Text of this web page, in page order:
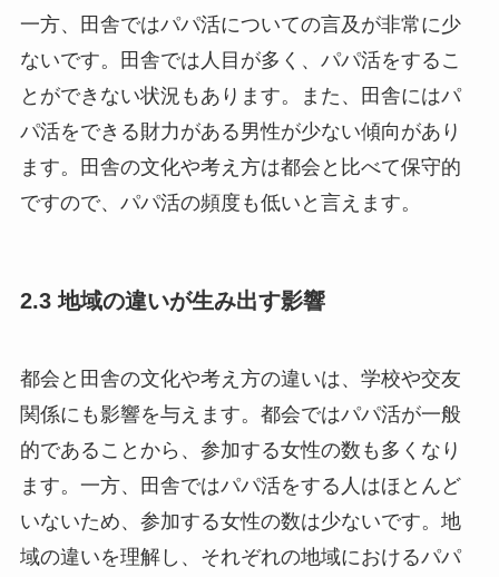
一方、田舎ではパパ活についての言及が非常に少
ないです。田舎では人目が多く、パパ活をするこ
とができない状況もあります。また、田舎にはパ
パ活をできる財力がある男性が少ない傾向があり
ます。田舎の文化や考え方は都会と比べて保守的
ですので、パパ活の頻度も低いと言えます。
2.3 地域の違いが生み出す影響
都会と田舎の文化や考え方の違いは、学校や交友
関係にも影響を与えます。都会ではパパ活が一般
的であることから、参加する女性の数も多くなり
ます。一方、田舎ではパパ活をする人はほとんど
いないため、参加する女性の数は少ないです。地
域の違いを理解し、それぞれの地域におけるパパ